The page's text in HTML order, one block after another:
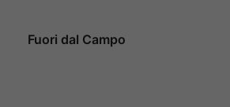
Fuori dal Campo